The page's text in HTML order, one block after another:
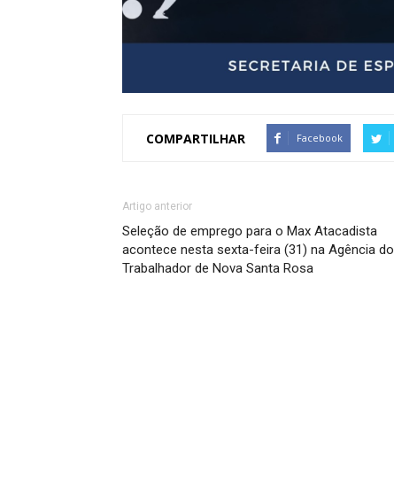
COMPARTILHAR Facebook
Artigo anterior
Seleção de emprego para o Max Atacadista
acontece nesta sexta-feira (31) na Agência do
Trabalhador de Nova Santa Rosa